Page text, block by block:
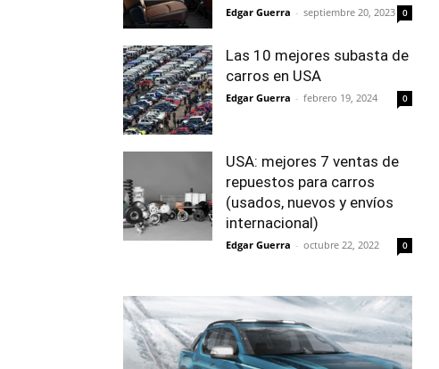
Edgar Guerra - septiembre 20, 2023 0
Las 10 mejores subasta de
carros en USA
Edgar Guerra - febrero 19, 2024 0
USA: mejores 7 ventas de
repuestos para carros
(usados, nuevos y envíos
internacional)
Edgar Guerra - octubre 22, 2022 0